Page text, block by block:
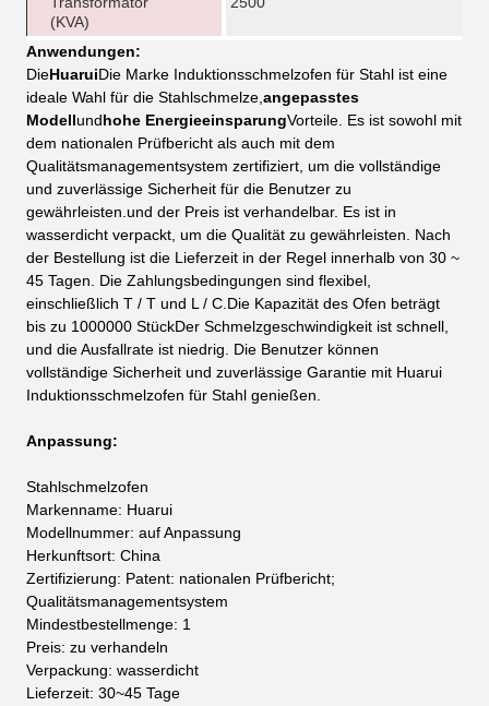
(KVA)
Anwendungen:
DieHuaruiDie Marke Induktionsschmelzofen für Stahl ist eine
ideale Wahl für die Stahlschmelze, angepasstes
Modellundhohe EnergieeinsparungVorteile. Es ist sowohl mit
dem nationalen Prüfbericht als auch mit dem
Qualitätsmanagementsystem zertifiziert, um die vollständige
und zuverlässige Sicherheit für die Benutzer zu
gewährleisten.und der Preis ist verhandelbar. Es ist in
wasserdicht verpackt, um die Qualität zu gewährleisten. Nach
der Bestellung ist die Lieferzeit in der Regel innerhalb von 30 ~
45 Tagen. Die Zahlungsbedingungen sind flexibel,
einschließlich T / T und L / C.Die Kapazität des Ofen beträgt
bis zu 1000000 StückDer Schmelzgeschwindigkeit ist schnell,
und die Ausfallrate ist niedrig. Die Benutzer können
vollständige Sicherheit und zuverlässige Garantie mit Huarui
Induktionsschmelzofen für Stahl genießen.
Anpassung:
Stahlschmelzofen
Markenname: Huarui
Modellnummer: auf Anpassung
Herkunftsort: China
Zertifizierung: Patent: nationalen Prüfbericht;
Qualitätsmanagementsystem
Mindestbestellmenge: 1
Preis: zu verhandeln
Verpackung: wasserdicht
Lieferzeit: 30~45 Tage